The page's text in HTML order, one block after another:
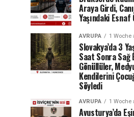
Araya Girdi,
Yaşındaki
AVRUPA 1 Woche
Slovakya’da 3
Saat Sonra Sağ
Gönüllüler,
Kendilerini
Söyledi
AVRUPA 1 Woche
Avusturya’da